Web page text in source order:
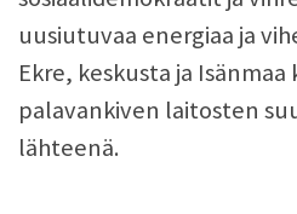
uusiutuvaa energiaa ja
Ekre, keskusta ja
palavankiven laitosten
lähteenä.